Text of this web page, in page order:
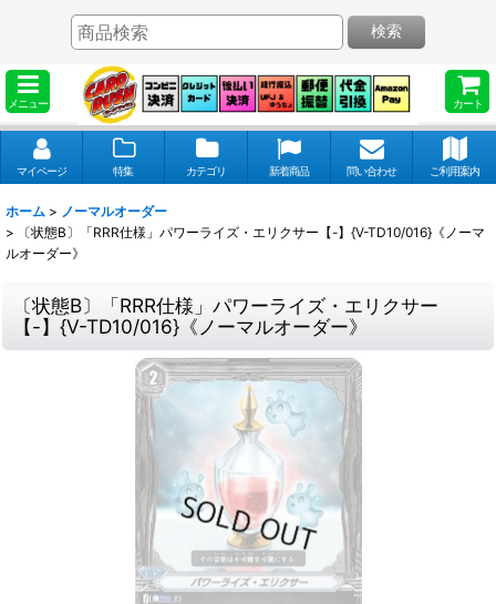
メニュー カート
検索
マイページ 特集 カテゴリ 新着商品 問い合わせ ご利用案内
ホーム > ノーマルオーダー
>
〔状態B〕「RRR仕様」パワーライズ・エリクサー【-】{V-TD10/016}《ノーマ
ルオーダー》
〔状態B〕「RRR仕様」パワーライズ・エリクサー
【-】{V-TD10/016}《ノーマルオーダー》